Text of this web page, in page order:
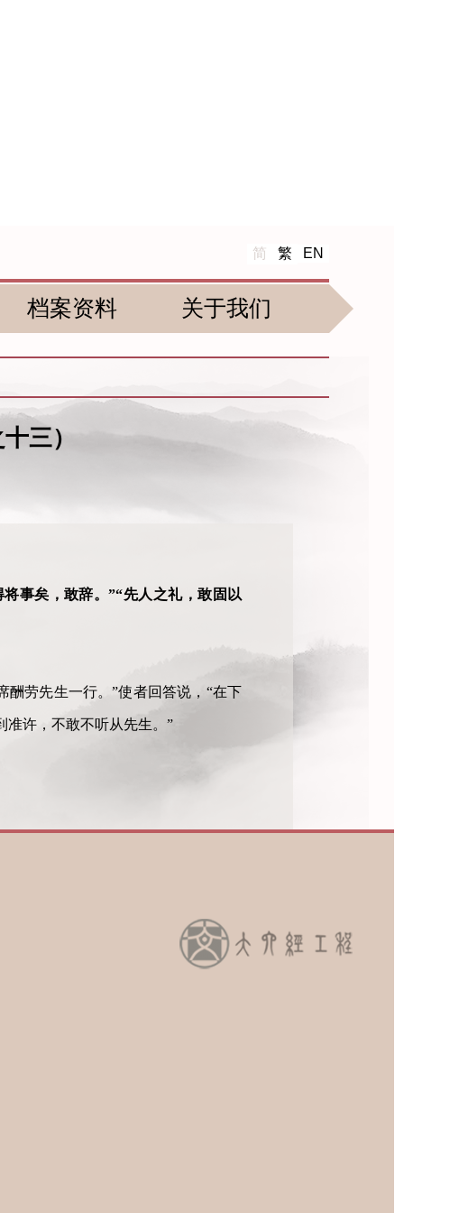
简 繁 EN
档案资料 关于我们
三）
事矣，敢辞。”“先人之礼，敢固以
酬劳先生一行。”使者回答说，“在下
准许，不敢不听从先生。”